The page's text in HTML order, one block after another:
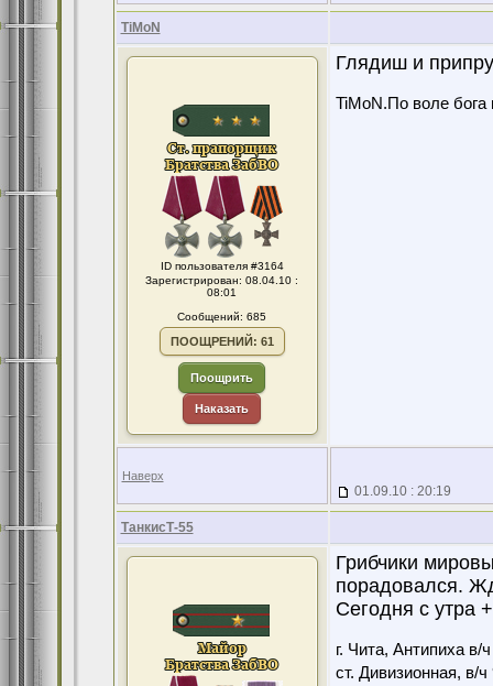
TiMoN
ID пользователя #3164
Зарегистрирован: 08.04.10 :
08:01
Сообщений: 685
ПООЩРЕНИЙ: 61
Поощрить
Наказать
Глядиш и
TiMoN.По воле
Наверх
01.09.10 : 20:19
ТанкисТ-55
Грибчики
порадовался.
Сегодня с утра
г. Чита, Антипиха в/
ст. Дивизионная, в/ч